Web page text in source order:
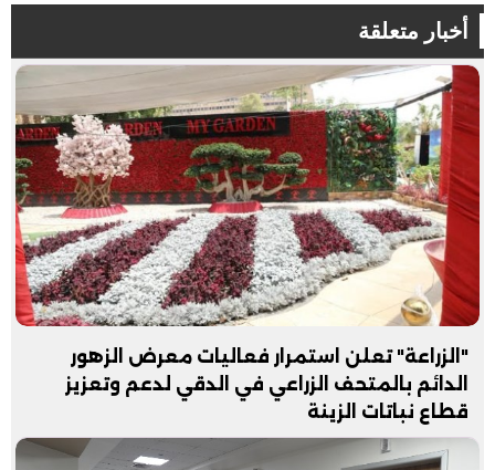
أخبار متعلقة
"الزراعة" تعلن استمرار فعاليات معرض الزهور
الدائم بالمتحف الزراعي في الدقي لدعم وتعزيز
قطاع نباتات الزينة